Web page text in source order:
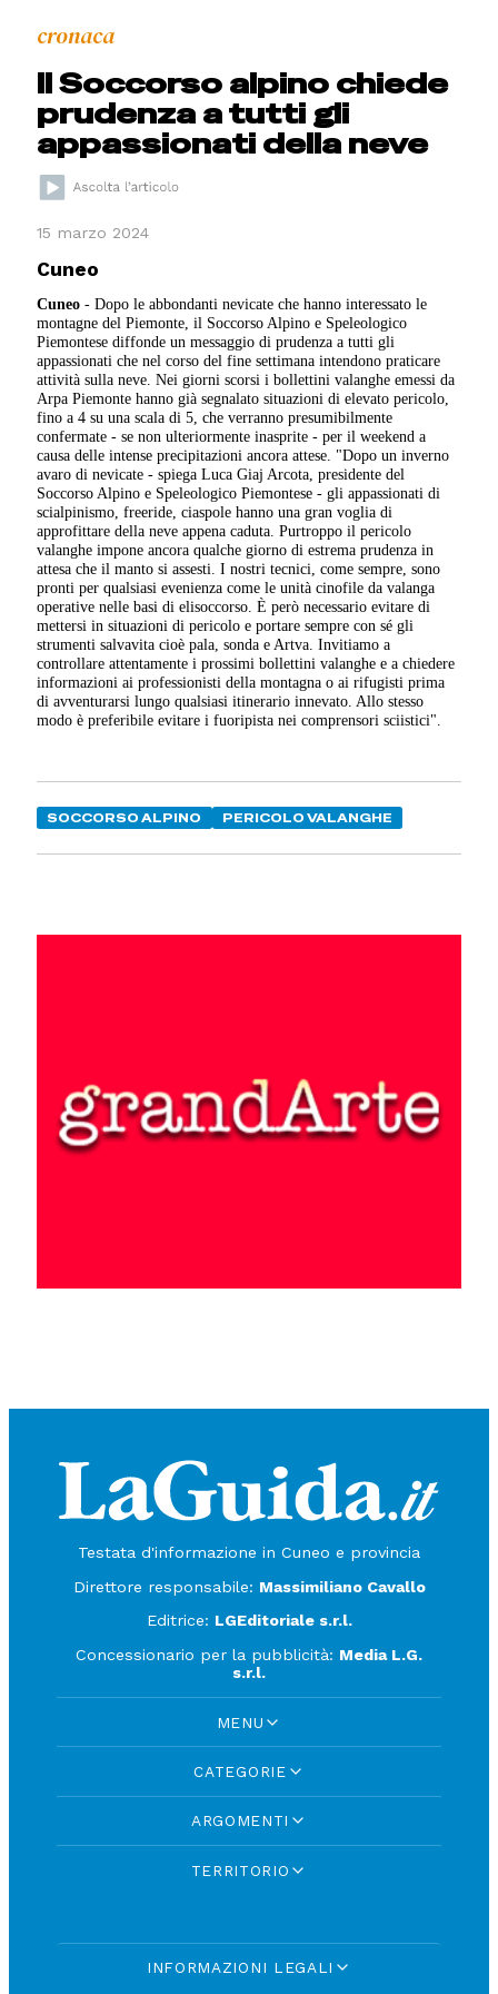
cronaca
Il Soccorso alpino chiede
prudenza a tutti gli
appassionati della neve
15 marzo 2024
Cuneo
Cuneo - Dopo le abbondanti nevicate che hanno interessato le
montagne del Piemonte, il Soccorso Alpino e Speleologico
Piemontese diffonde un messaggio di prudenza a tutti gli
appassionati che nel corso del fine settimana intendono praticare
attività sulla neve. Nei giorni scorsi i bollettini valanghe emessi da
Arpa Piemonte hanno già segnalato situazioni di elevato pericolo,
fino a 4 su una scala di 5, che verranno presumibilmente
confermate - se non ulteriormente inasprite - per il weekend a
causa delle intense precipitazioni ancora attese. "Dopo un inverno
avaro di nevicate - spiega Luca Giaj Arcota, presidente del
Soccorso Alpino e Speleologico Piemontese - gli appassionati di
scialpinismo, freeride, ciaspole hanno una gran voglia di
approfittare della neve appena caduta. Purtroppo il pericolo
valanghe impone ancora qualche giorno di estrema prudenza in
attesa che il manto si assesti. I nostri tecnici, come sempre, sono
pronti per qualsiasi evenienza come le unità cinofile da valanga
operative nelle basi di elisoccorso. È però necessario evitare di
mettersi in situazioni di pericolo e portare sempre con sé gli
strumenti salvavita cioè pala, sonda e Artva. Invitiamo a
controllare attentamente i prossimi bollettini valanghe e a chiedere
informazioni ai professionisti della montagna o ai rifugisti prima
di avventurarsi lungo qualsiasi itinerario innevato. Allo stesso
modo è preferibile evitare i fuoripista nei comprensori sciistici".
SOCCORSO ALPINO PERICOLO VALANGHE
Testata d'informazione in Cuneo e provincia
Direttore responsabile: Massimiliano Cavallo
Editrice: LGEditoriale s.r.l.
Concessionario per la pubblicità: Media L.G.
s.r.l.
MENU
CATEGORIE
ARGOMENTI
TERRITORIO
INFORMAZIONI LEGALI